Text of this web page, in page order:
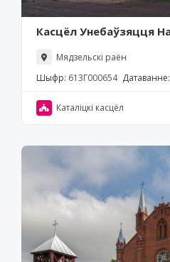
Касцёл Унебаўзяцця
Мядзельскі раён
Шыфр: 613Г000654 Датаванне:
Каталіцкі касцёл